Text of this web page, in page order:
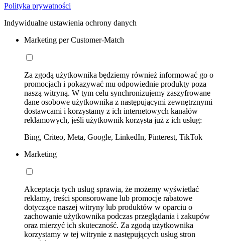
Polityka prywatności
Indywidualne ustawienia ochrony danych
Marketing per Customer-Match
Za zgodą użytkownika będziemy również informować go o
promocjach i pokazywać mu odpowiednie produkty poza
naszą witryną. W tym celu synchronizujemy zaszyfrowane
dane osobowe użytkownika z następującymi zewnętrznymi
dostawcami i korzystamy z ich internetowych kanałów
reklamowych, jeśli użytkownik korzysta już z ich usług:
Bing, Criteo, Meta, Google, LinkedIn, Pinterest, TikTok
Marketing
Akceptacja tych usług sprawia, że możemy wyświetlać
reklamy, treści sponsorowane lub promocje rabatowe
dotyczące naszej witryny lub produktów w oparciu o
zachowanie użytkownika podczas przeglądania i zakupów
oraz mierzyć ich skuteczność. Za zgodą użytkownika
korzystamy w tej witrynie z następujących usług stron